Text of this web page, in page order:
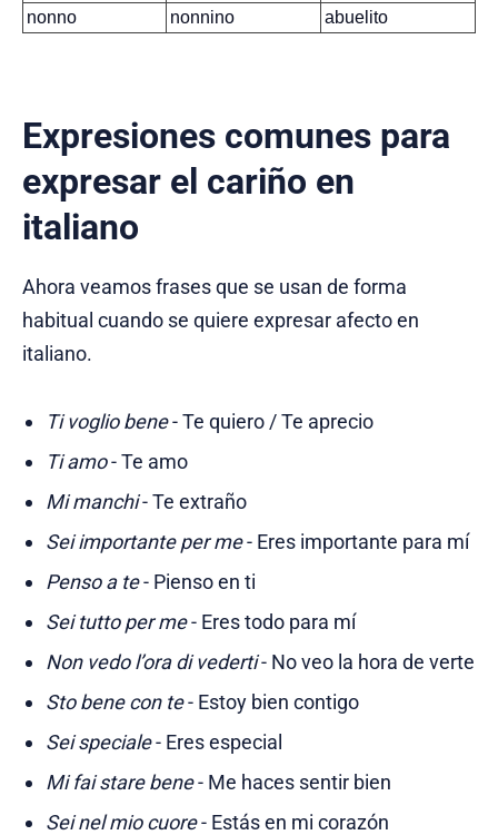
nonno
nonnino abuelito
Expresiones comunes para
expresar el cariño en
italiano
Ahora veamos frases que se usan de forma
habitual cuando se quiere expresar afecto en
italiano.
Ti voglio bene- Te quiero / Te aprecio
Ti amo- Te amo
Mi manchi- Te extraño
Sei importante per me- Eres importante para mí
Penso a te- Pienso en ti
Sei tutto per me- Eres todo para mí
Non vedo l’ora di vederti- No veo la hora de verte
Sto bene con te- Estoy bien contigo
Sei speciale- Eres especial
Mi fai stare bene- Me haces sentir bien
Sei nel mio cuore- Estás en mi corazón